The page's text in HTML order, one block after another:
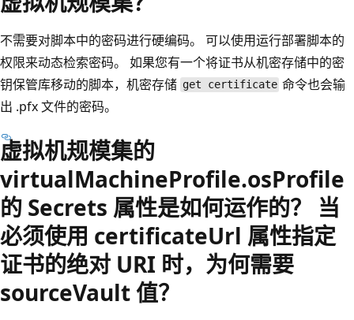
不需要对脚本中的密码进行硬编码。 可以使用运行部署脚本的
权限来动态检索密码。 如果您有一个将证书从机密存储中的密
钥保管库移动的脚本，机密存储 get certificate 命令也会输
出 .pfx 文件的密码。
虚拟机规模集的
virtualMachineProfile.osProfile
的 Secrets 属性是如何运作的？ 当
必须使用 certificateUrl 属性指定
证书的绝对 URI 时，为何需要
sourceVault 值？